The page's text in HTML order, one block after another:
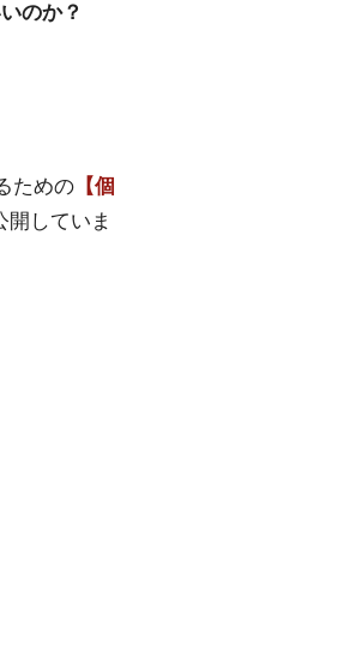
のか？
ための 【個
開していま